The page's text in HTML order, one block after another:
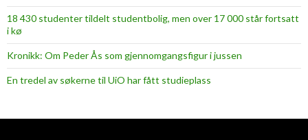
18 430 studenter tildelt studentbolig, men over 17 000 står fortsatt
i kø
Kronikk: Om Peder Ås som gjennomgangsfigur i jussen
En tredel av søkerne til UiO har fått studieplass